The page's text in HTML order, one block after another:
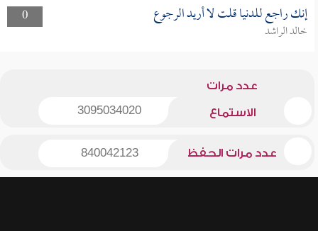
0
إنك راجع للدنيا قلت لا أريد الرجوع
خالد الراشد
عدد مرات
الاستماع 3095034020
عدد مرات الحفظ 840042123